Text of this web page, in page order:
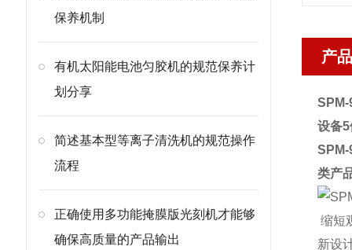
保养机制
有机太阳能电池匀胶机的规范保养计
划分享
简述基本型等离子清洗机的规范操作
流程
正确使用多功能掩膜版光刻机才能够
确保高质量的产品输出
产
SPM-
设备
SPM-
类产
缩短
新设